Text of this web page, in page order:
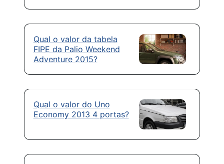
Qual o valor da tabela
FIPE da Palio Weekend
Adventure 2015?
Qual o valor do Uno
Economy 2013 4 portas?